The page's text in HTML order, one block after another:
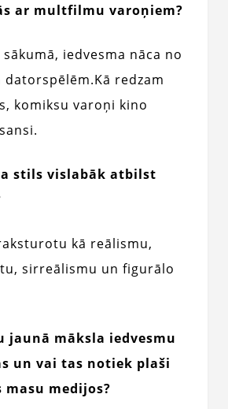
ar multfilmu varoņiem?
iedvesma nāca no
datorspēlēm.Kā redzam
komiksu varoņi kino
stils vislabāk atbilst
kā reālismu,
sirreālismu un figurālo
jaunā māksla iedvesmu
un vai tas notiek plaši
medijos?